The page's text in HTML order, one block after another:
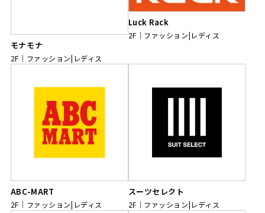
モナモナ
2F ファッション|レディス
Luck Rack
2F ファッション|レディス
ABC-MART
2F ファッション|レディス
スーツセレクト
2F ファッション|レディス